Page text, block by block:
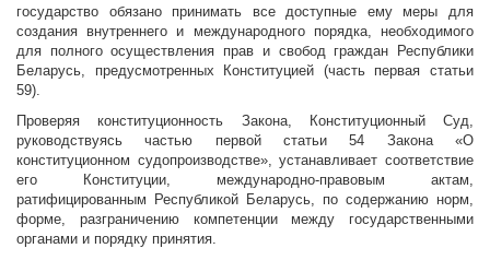
государство обязано принимать все доступные ему меры для
создания внутреннего и международного порядка, необходимого
для полного осуществления прав и свобод граждан Республики
Беларусь, предусмотренных Конституцией (часть первая статьи
59).
Проверяя конституционность Закона, Конституционный Суд,
руководствуясь частью первой статьи 54 Закона «О
конституционном судопроизводстве», устанавливает соответствие
его Конституции, международно-правовым актам,
ратифицированным Республикой Беларусь, по содержанию норм,
форме, разграничению компетенции между государственными
органами и порядку принятия.